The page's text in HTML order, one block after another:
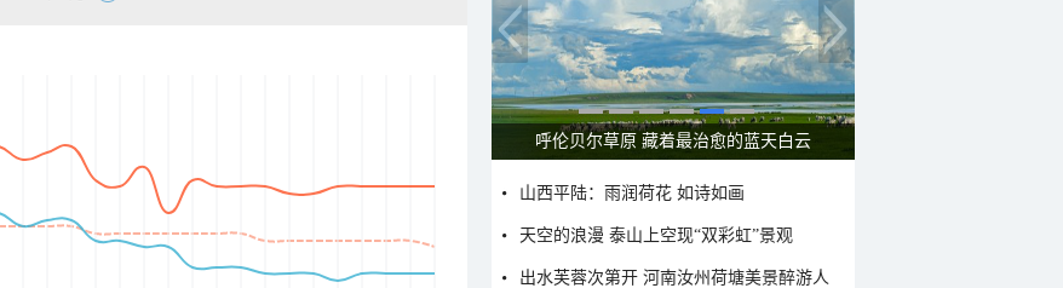
呼伦贝尔草原 藏着最治愈的蓝天白云
山西平陆：雨润荷花 如诗如画
天空的浪漫 泰山上空现“双彩虹”景观
出水芙蓉次第开 河南汝州荷塘美景醉游人